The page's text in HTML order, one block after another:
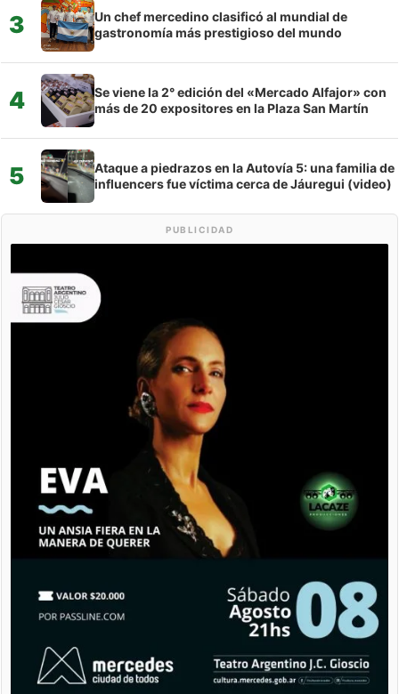
3
Un chef mercedino clasificó al mundial de
gastronomía más prestigioso del mundo
4
Se viene la 2° edición del «Mercado Alfajor» con
más de 20 expositores en la Plaza San Martín
5
Ataque a piedrazos en la Autovía 5: una familia de
influencers fue víctima cerca de Jáuregui (video)
PUBLICIDAD